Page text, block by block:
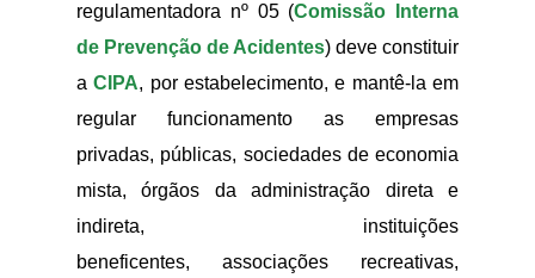
regulamentadora nº 05 (Comissão Interna
de Prevenção de Acidentes) deve constituir
aCIPA, por estabelecimento, e mantê-la em
regular funcionamento as empresas
privadas, públicas, sociedades de economia
mista, órgãos da administração direta e
indireta, instituições
beneficentes, associações recreativas,